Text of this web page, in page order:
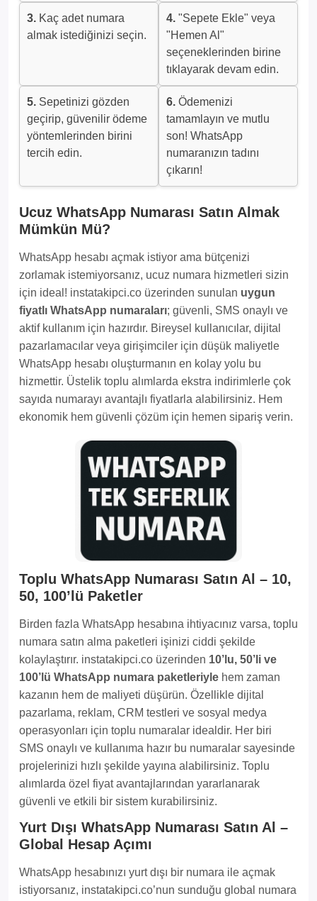
3. Kaç adet numara
almak istediğinizi seçin.
4. "Sepete Ekle" veya
"Hemen Al"
seçeneklerinden birine
tıklayarak devam edin.
5. Sepetinizi gözden
geçirip, güvenilir ödeme
yöntemlerinden birini
tercih edin.
6. Ödemenizi
tamamlayın ve mutlu
son! WhatsApp
numaranızın tadını
çıkarın!
Ucuz WhatsApp Numarası Satın Almak
Mümkün Mü?
WhatsApp hesabı açmak istiyor ama bütçenizi
zorlamak istemiyorsanız, ucuz numara hizmetleri sizin
için ideal! instatakipci.co üzerinden sunulan uygun
fiyatlı WhatsApp numaraları; güvenli, SMS onaylı ve
aktif kullanım için hazırdır. Bireysel kullanıcılar, dijital
pazarlamacılar veya girişimciler için düşük maliyetle
WhatsApp hesabı oluşturmanın en kolay yolu bu
hizmettir. Üstelik toplu alımlarda ekstra indirimlerle çok
sayıda numarayı avantajlı fiyatlarla alabilirsiniz. Hem
ekonomik hem güvenli çözüm için hemen sipariş verin.
Toplu WhatsApp Numarası Satın Al – 10,
50, 100’lü Paketler
Birden fazla WhatsApp hesabına ihtiyacınız varsa, toplu
numara satın alma paketleri işinizi ciddi şekilde
kolaylaştırır. instatakipci.co üzerinden 10’lu, 50’li ve
100’lü WhatsApp numara paketleriyle hem zaman
kazanın hem de maliyeti düşürün. Özellikle dijital
pazarlama, reklam, CRM testleri ve sosyal medya
operasyonları için toplu numaralar idealdir. Her biri
SMS onaylı ve kullanıma hazır bu numaralar sayesinde
projelerinizi hızlı şekilde yayına alabilirsiniz. Toplu
alımlarda özel fiyat avantajlarından yararlanarak
güvenli ve etkili bir sistem kurabilirsiniz.
Yurt Dışı WhatsApp Numarası Satın Al –
Global Hesap Açımı
WhatsApp hesabınızı yurt dışı bir numara ile açmak
istiyorsanız, instatakipci.co’nun sunduğu global numara